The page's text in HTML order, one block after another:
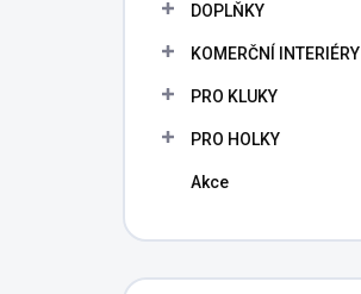
DOPLŇKY
KOMERČNÍ INTERIÉRY
PRO KLUKY
PRO HOLKY
Akce